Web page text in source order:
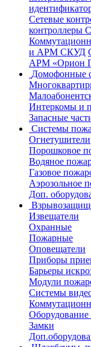
Сетевые
контроллеры
и АРМ СКУД
АРМ «Орион
Домофонные
Интеркомы и
Запасные
Системы
Огнетушители
Порошковое
Водяное
Газовое
Аэрозольное
Доп.
Извещатели
Охранные
Пожарные
Оповещатели
Приборы
Барьеры
Модули
Системы
Замки